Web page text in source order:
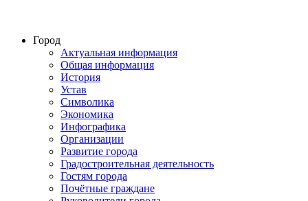
Город
Актуальная информация
Общая информация
История
Устав
Символика
Экономика
Инфографика
Организации
Развитие города
Градостроительная деятельность
Гостям города
Почётные граждане